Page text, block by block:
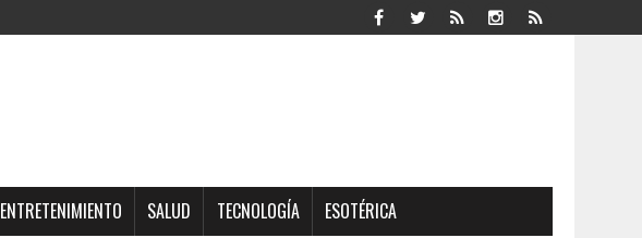
ENTRETENIMIENTO SALUD TECNOLOGÍA ESOTÉRICA